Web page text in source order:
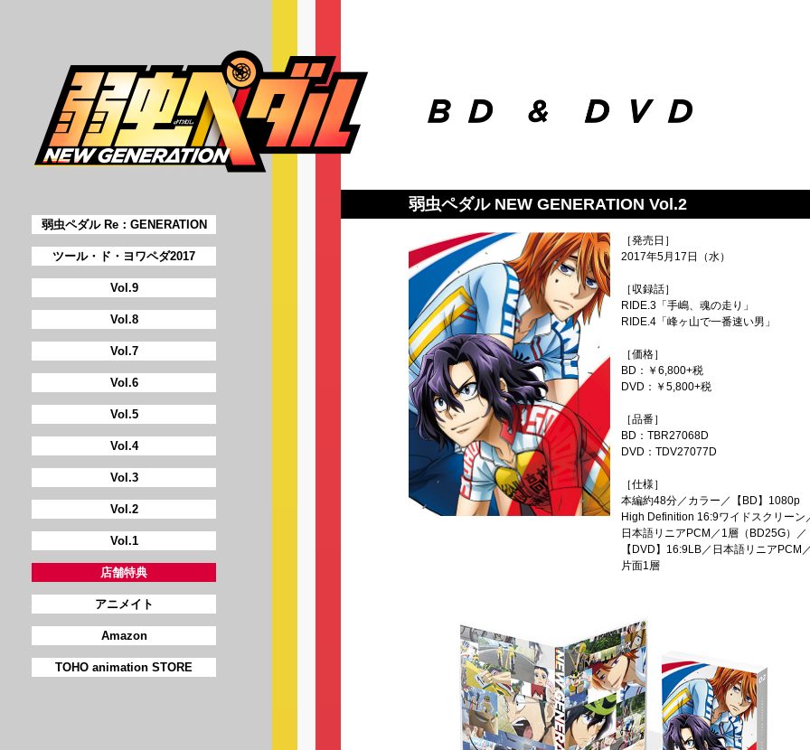
弱虫ペダル Re：GENERATION
ツール・ド・ヨワペダ2017
Vol.9
Vol.8
Vol.7
Vol.6
Vol.5
Vol.4
Vol.3
Vol.2
Vol.1
店舗特典
アニメイト
Amazon
TOHO animation STORE
弱虫ペダル NEW GENERATION Vol.2
［発売日］
2017年5月17日（水）
［収録話］
RIDE.3「手嶋、魂の走り」
RIDE.4「峰ヶ山で一番速い男」
［価格］
BD：￥6,800+税
DVD：￥5,800+税
［品番］
BD：TBR27068D
DVD：TDV27077D
［仕様］
本編約48分／カラー／【BD】1080p
High Definition 16:9ワイドスクリーン
日本語リニアPCM／1層（BD25G）／
【DVD】16:9LB／日本語リニアPCM
片面1層